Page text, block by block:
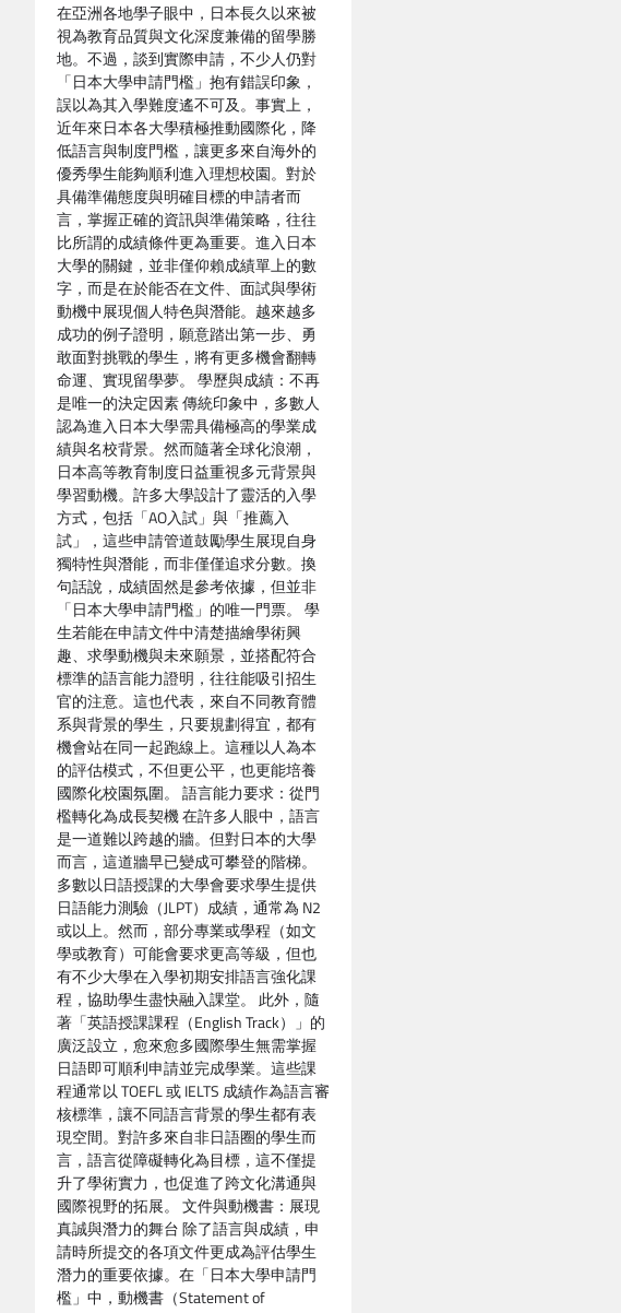
在亞洲各地學子眼中，日本長久以來被
視為教育品質與文化深度兼備的留學勝
地。不過，談到實際申請，不少人仍對
「日本大學申請門檻」抱有錯誤印象，
誤以為其入學難度遙不可及。事實上，
近年來日本各大學積極推動國際化，降
低語言與制度門檻，讓更多來自海外的
優秀學生能夠順利進入理想校園。對於
具備準備態度與明確目標的申請者而
言，掌握正確的資訊與準備策略，往往
比所謂的成績條件更為重要。進入日本
大學的關鍵，並非僅仰賴成績單上的數
字，而是在於能否在文件、面試與學術
動機中展現個人特色與潛能。越來越多
成功的例子證明，願意踏出第一步、勇
敢面對挑戰的學生，將有更多機會翻轉
命運、實現留學夢。 學歷與成績：不再
是唯一的決定因素 傳統印象中，多數人
認為進入日本大學需具備極高的學業成
績與名校背景。然而隨著全球化浪潮，
日本高等教育制度日益重視多元背景與
學習動機。許多大學設計了靈活的入學
方式，包括「AO入試」與「推薦入
試」，這些申請管道鼓勵學生展現自身
獨特性與潛能，而非僅僅追求分數。換
句話說，成績固然是參考依據，但並非
「日本大學申請門檻」的唯一門票。 學
生若能在申請文件中清楚描繪學術興
趣、求學動機與未來願景，並搭配符合
標準的語言能力證明，往往能吸引招生
官的注意。這也代表，來自不同教育體
系與背景的學生，只要規劃得宜，都有
機會站在同一起跑線上。這種以人為本
的評估模式，不但更公平，也更能培養
國際化校園氛圍。 語言能力要求：從門
檻轉化為成長契機 在許多人眼中，語言
是一道難以跨越的牆。但對日本的大學
而言，這道牆早已變成可攀登的階梯。
多數以日語授課的大學會要求學生提供
日語能力測驗（JLPT）成績，通常為 N2
或以上。然而，部分專業或學程（如文
學或教育）可能會要求更高等級，但也
有不少大學在入學初期安排語言強化課
程，協助學生盡快融入課堂。 此外，隨
著「英語授課課程（English Track）」的
廣泛設立，愈來愈多國際學生無需掌握
日語即可順利申請並完成學業。這些課
程通常以 TOEFL 或 IELTS 成績作為語言審
核標準，讓不同語言背景的學生都有表
現空間。對許多來自非日語圈的學生而
言，語言從障礙轉化為目標，這不僅提
升了學術實力，也促進了跨文化溝通與
國際視野的拓展。 文件與動機書：展現
真誠與潛力的舞台 除了語言與成績，申
請時所提交的各項文件更成為評估學生
潛力的重要依據。在「日本大學申請門
檻」中，動機書（Statement of